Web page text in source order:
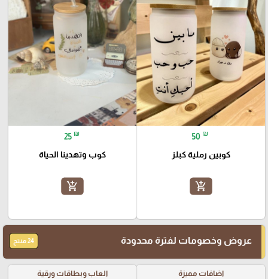
50 ₪
كوبين رملية كبلز
add_shopping_cart
25 ₪
كوب وتهدينا الحياة
add_shopping_cart
عروض وخصومات لفترة محدودة 24 منتج
اضافات مميزة العاب وبطاقات ورقية